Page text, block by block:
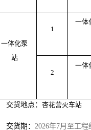
一体化泵
站
1
一体
2
一体
交货地点： 杏花营火车站
交货期： 2026年7月 至工程